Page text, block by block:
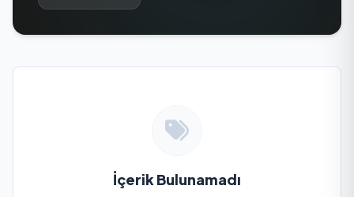
İçerik Bulunamadı